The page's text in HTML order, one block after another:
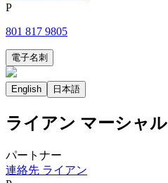
P
801 817 9805
電子名刺
English 日本語
ライアン マーシャル
パートナー
連絡先 ライアン